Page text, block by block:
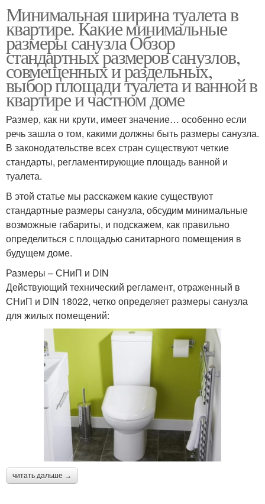
Минимальная ширина туалета в
квартире. Какие минимальные
размеры санузла Обзор
стандартных размеров санузлов,
совмещенных и раздельных,
выбор площади туалета и ванной в
квартире и частном доме
Размер, как ни крути, имеет значение… особенно если
речь зашла о том, какими должны быть размеры санузла.
В законодательстве всех стран существуют четкие
стандарты, регламентирующие площадь ванной и
туалета.
В этой статье мы расскажем какие существуют
стандартные размеры санузла, обсудим минимальные
возможные габариты, и подскажем, как правильно
определиться с площадью санитарного помещения в
будущем доме.
Размеры – СНиП и DIN
Действующий технический регламент, отраженный в
СНиП и DIN 18022, четко определяет размеры санузла
для жилых помещений:
читать дальше →